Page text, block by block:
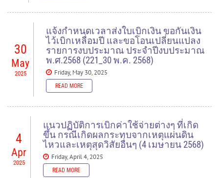
416 download(s)
READ MORE
วันพฤหัสบดีที่ 17-19 กรกฎาคม 2568 รอง
อธิการบดีฝ่ายวิชาการ ผู้ช่วยศาสตราจารย์
ดร.สันติ เติมประเสริฐ รองอธิการบดีฝ่ายการ
คลังและทรัพย์สิน และผู้ช่วยศาสตราจารย์
ดร.วีระนันท์ คำนึงวุฒิผู้ช่วยอธิการบดีฝ่าย
การคลังและทรัพย์สิน นำคณะศึกษาดูงาน
จากส่วนการคลัง ฝ่ายจัดการทรัพย์สิน และ
ฝ่ายบริหารข้อมูลทรัพยากร มหาวิทยาลัย
ศรีนครินทรวิโรฒ แลกเปลี่ยนเรียนรู้ด้านระบบบริหารจัดการการคลังและ
ทรัพย์สินแบบดิจิทัล (Financeial Dogitalization) เพื่อเพิ่มประสิทธิภาพการ
ปฏิบัติงานแบบ "Smart Digital"
ศาสตราจารย์ นพ.รณภพ เอื้อพันธเศรษฐ ผู้ช่วยอธิการบดี นางจุฑารัตน์ ดวง
ฤทธิ์ ผู้อำนวยการกองคลัง คณะผู้บริหารและเจ้าหน้าที่ มหาวิทยาลัย
เชียงใหม่ ให้การต้อนรับ ณ ห้องประชุมตะวัน กังวานพงศ์ ชั้น 4 อาคาร
ยุทธศาสตร์ สำนักงานมหาวิทยาลัย มหาวิทยาลัยเชียงใหม่
นอกจากนี้ได้เข้าศึกษาดูงานอุทยานวิทยาศาสตร์และเทคโนโลยี (STeP)
มหาวิทยาลัยเชียงใหม่ โดยมี ผู้ช่วยศาสตราจารย์ ดร.เกษมศักดิ์ อุทัยชนะ
รองผู้อำนวยการอุทยานวิทยาศาสตร์และเทคโนโลยี (STeP) ให้การต้อนรับ ณ
30
May
2025
แจ้งกำหนดเวลาส่งใบเบิกเงิน ขอกันเงิน
ไว้เบิกเหลื่อมปี และขอโอนเปลี่ยนแปลง
รายการงบประมาณ ประจำปีงบประมาณ
พ.ศ.2568 (221_30 พ.ค. 2568)
Friday, May 30, 2025
READ MORE
READ MORE
4
Apr
2025
แนวปฏิบัติการเบิกค่าใช้จ่ายต่างๆ ที่เกิด
ขึ้น กรณีเกิดผลกระทบจากเหตุแผ่นดิน
ไหวและเหตุสุดวิสัยอื่นๆ (4 เมษายน 2568)
Friday, April 4, 2025
READ MORE